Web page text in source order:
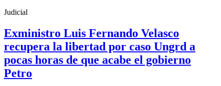
Judicial
Exministro Luis Fernando Velasco
recupera la libertad por caso Ungrd a
pocas horas de que acabe el gobierno
Petro